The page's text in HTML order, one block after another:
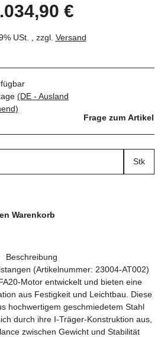
€
USt. , zzgl. Versand
(DE - Ausland
Frage zum Artikel
Stk
Warenkorb
Beschreibung
(Artikelnummer: 23004-AT002)
Motor entwickelt und bieten eine
aus Festigkeit und Leichtbau. Diese
hochwertigem geschmiedetem Stahl
durch ihre I-Träger-Konstruktion aus,
zwischen Gewicht und Stabilität